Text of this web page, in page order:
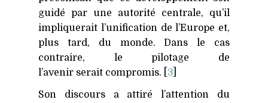
guidé par une autorité centrale, qu’il
impliquerait l’unification de l’Europe et,
plus tard, du monde. Dans le cas
contraire, le pilotage de
l’avenir serait compromis. [ 3
Son discours a attiré l’attention du